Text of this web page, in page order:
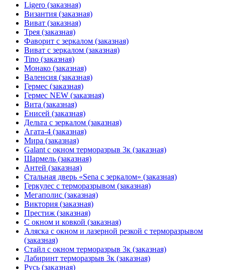
Ligero (заказная)
Византия (заказная)
Виват (заказная)
Трея (заказная)
Фаворит с зеркалом (заказная)
Виват с зеркалом (заказная)
Tino (заказная)
Монако (заказная)
Валенсия (заказная)
Гермес (заказная)
Гермес NEW (заказная)
Вита (заказная)
Енисей (заказная)
Дельта с зеркалом (заказная)
Агата-4 (заказная)
Мира (заказная)
Galant с окном терморазрыв 3к (заказная)
Шармель (заказная)
Антей (заказная)
Стальная дверь «Sena с зеркалом» (заказная)
Геркулес с терморазрывом (заказная)
Мегаполис (заказная)
Виктория (заказная)
Престиж (заказная)
С окном и ковкой (заказная)
Аляска с окном и лазерной резкой с терморазрывом
(заказная)
Стайл с окном терморазрыв 3к (заказная)
Лабиринт терморазрыв 3к (заказная)
Русь (заказная)